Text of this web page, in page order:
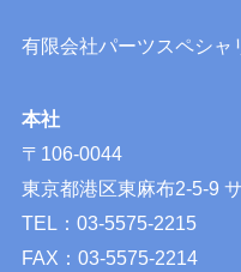
有限会社パーツスペシャ
本社
〒106-0044
東京都港区東麻布2-5-9
TEL：03-5575-2215
FAX：03-5575-2214